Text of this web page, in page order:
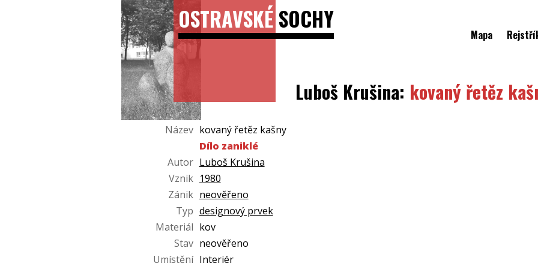
OSTRAVSKÉSOCHY
Mapa
Luboš Krušina: kovaný řetěz
Název kovaný řetěz kašny
Dílo zaniklé
Autor Luboš Krušina
Vznik 1980
Zánik neověřeno
Typ designový prvek
Materiál kov
Stav neověřeno
Umístění Interiér